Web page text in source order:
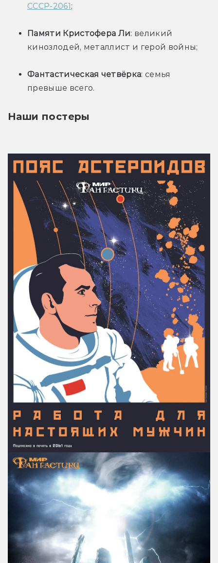
СССР-2061 ;
Памяти Кристофера Ли: великий
кинозлодей, металлист и герой войны;
Фантастическая четвёрка: семья
превыше всего.
Наши постеры